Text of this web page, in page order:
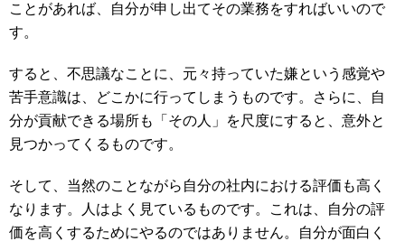
ことがあれば、自分が申し出てその業務をすればいいので
す。
すると、不思議なことに、元々持っていた嫌という感覚や
苦手意識は、どこかに行ってしまうものです。さらに、自
分が貢献できる場所も「その人」を尺度にすると、意外と
見つかってくるものです。
そして、当然のことながら自分の社内における評価も高く
なります。人はよく見ているものです。これは、自分の評
価を高くするためにやるのではありません。自分が面白く